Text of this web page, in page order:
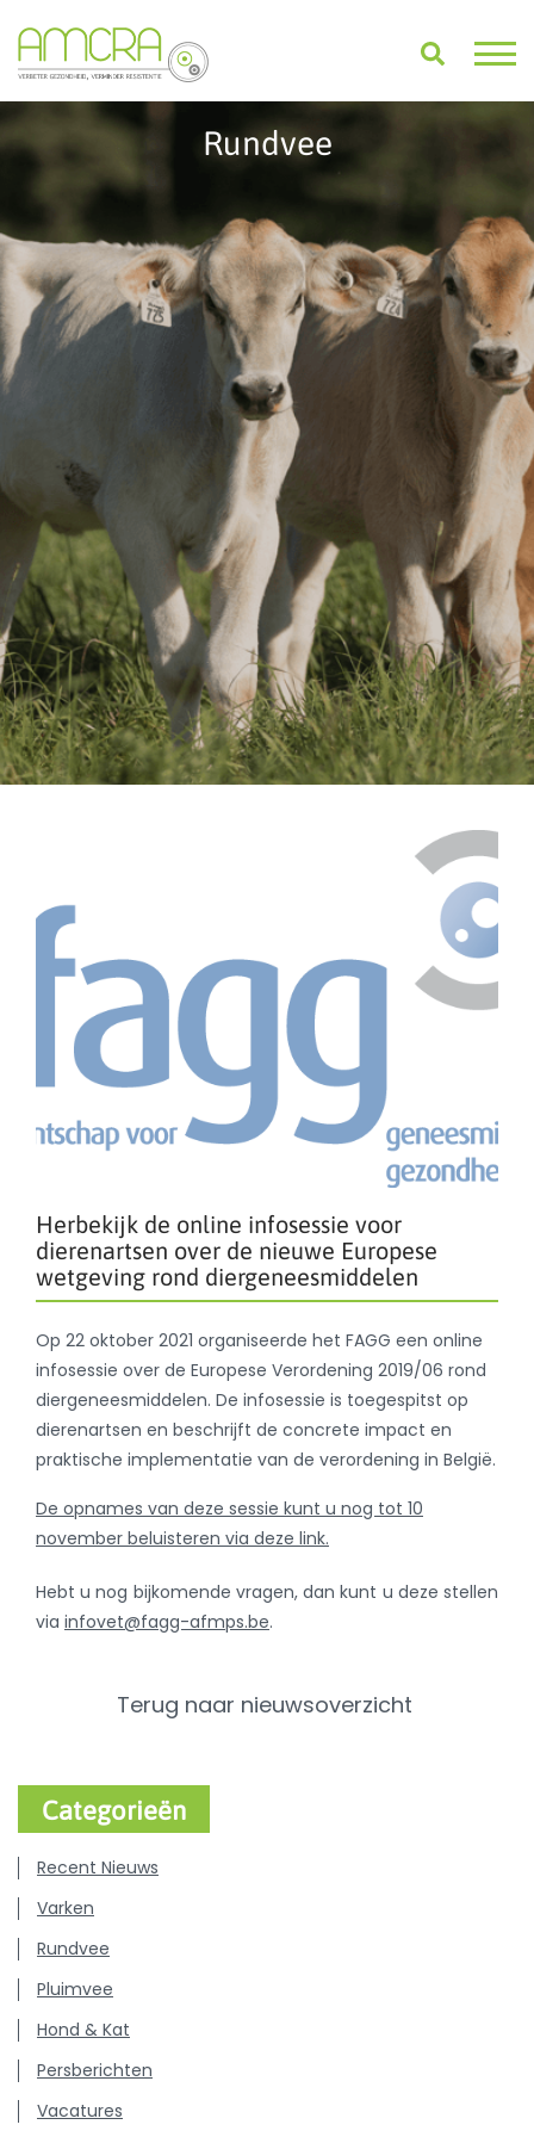
Rundvee
Herbekijk de online infosessie voor
dierenartsen over de nieuwe Europese
wetgeving rond diergeneesmiddelen
Op 22 oktober 2021 organiseerde het FAGG een online
infosessie over de Europese Verordening 2019/06 rond
diergeneesmiddelen. De infosessie is toegespitst op
dierenartsen en beschrijft de concrete impact en
praktische implementatie van de verordening in België.
De opnames van deze sessie kunt u nog tot 10
november beluisteren via deze link.
Hebt u nog bijkomende vragen, dan kunt u deze stellen
via infovet@fagg-afmps.be.
Terug naar nieuwsoverzicht
Categorieën
Recent Nieuws
Varken
Rundvee
Pluimvee
Hond & Kat
Persberichten
Vacatures